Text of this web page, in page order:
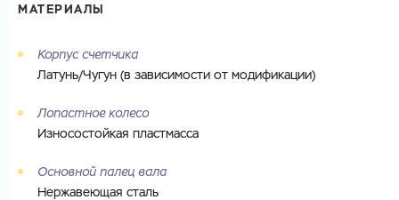
МАТЕРИАЛЫ
Корпус счетчика
Латунь/Чугун (в зависимости от модификации)
Лопастное колесо
Износостойкая пластмасса
Основной палец вала
Нержавеющая сталь